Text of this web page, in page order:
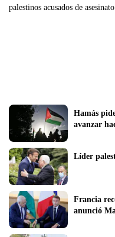
palestinos acusados de
Hamás
avanzar
Líder
Francia
anunció